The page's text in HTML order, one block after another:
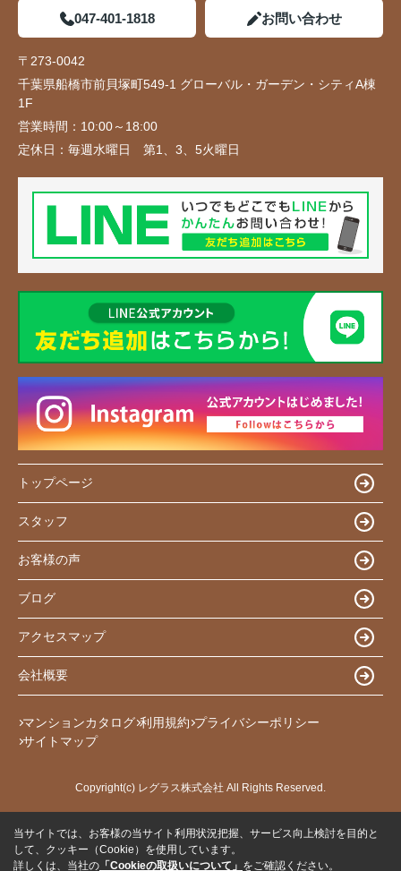
047-401-1818 お問い合わせ
〒273-0042
千葉県船橋市前貝塚町549-1 グローバル・ガーデン・シティA棟
1F
営業時間： 10:00～18:00
定休日： 毎週水曜日 第1、3、5火曜日
トップページ
スタッフ
お客様の声
ブログ
アクセスマップ
会社概要
マンションカタログ 利用規約 プライバシーポリシー
サイトマップ
Copyright(c) レグラス株式会社 All Rights Reserved.
当サイトでは、お客様の当サイト利用状況把握、サービス向上検討を目的と
して、クッキー（Cookie）を使用しています。
詳しくは、当社の 「Cookieの取扱いについて」 をご確認ください。